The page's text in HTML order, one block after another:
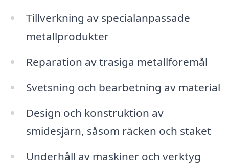
Tillverkning av specialanpassade
metallprodukter
Reparation av trasiga metallföremål
Svetsning och bearbetning av material
Design och konstruktion av
smidesjärn, såsom räcken och staket
Underhåll av maskiner och verktyg